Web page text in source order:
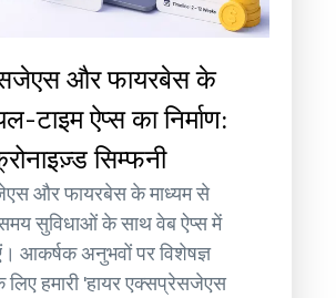
और फायरबेस के
टाइम ऐप्स का निर्माण:
सिम्फनी
और फायरबेस के माध्यम से
सुविधाओं के साथ वेब ऐप्स में
आकर्षक अनुभवों पर विशेषज्ञ
लिए हमारी 'हायर एक्सप्रेसजेएस